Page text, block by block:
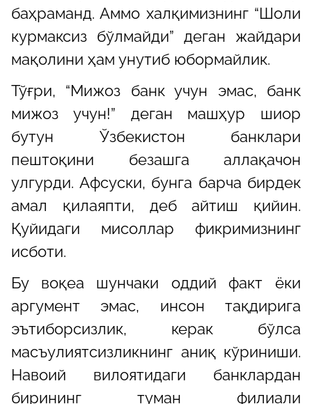
баҳраманд. Аммо халқимизнинг “Шоли
курмаксиз бўлмайди” деган жайдари
мақолини ҳам унутиб юбормайлик.
Тўғри, “Мижоз банк учун эмас, банк
мижоз учун!” деган машҳур шиор
бутун Ўзбекистон банклари
пештоқини безашга аллақачон
улгурди. Афсуски, бунга барча бирдек
амал қилаяпти, деб айтиш қийин.
Қуйидаги мисоллар фикримизнинг
исботи.
Бу воқеа шунчаки оддий факт ёки
аргумент эмас, инсон тақдирига
эътиборсизлик, керак бўлса
масъулиятсизликнинг аниқ кўриниши.
Навоий вилоятидаги банклардан
бирининг туман филиали